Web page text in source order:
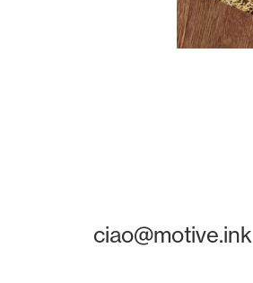
ciao@motive.ink